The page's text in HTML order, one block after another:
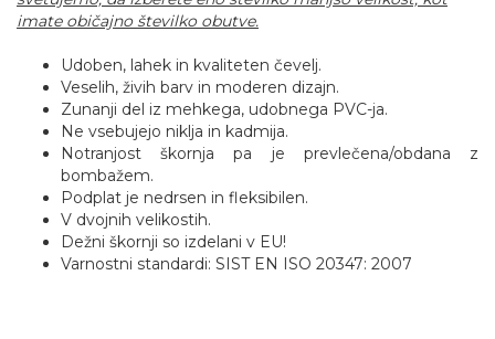
imate običajno številko obutve.
Udoben, lahek in kvaliteten čevelj.
Veselih, živih barv in moderen dizajn.
Zunanji del iz mehkega, udobnega PVC-ja.
Ne vsebujejo niklja in kadmija.
Notranjost škornja pa je prevlečena/obdana z
bombažem.
Podplat je nedrsen in fleksibilen.
V dvojnih velikostih.
Dežni škornji so izdelani v EU!
Varnostni standardi: SIST EN ISO 20347: 2007